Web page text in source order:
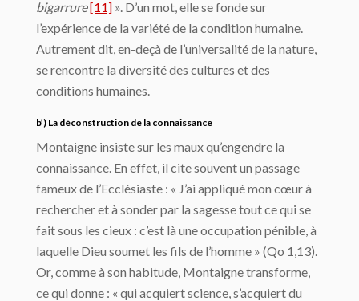
bigarrure[11] ». D’un mot, elle se fonde sur
l’expérience de la variété de la condition humaine.
Autrement dit, en-deçà de l’universalité de la nature,
se rencontre la diversité des cultures et des
conditions humaines.
b’) La déconstruction de la connaissance
Montaigne insiste sur les maux qu’engendre la
connaissance. En effet, il cite souvent un passage
fameux de l’Ecclésiaste : « J’ai appliqué mon cœur à
rechercher et à sonder par la sagesse tout ce qui se
fait sous les cieux : c’est là une occupation pénible, à
laquelle Dieu soumet les fils de l’homme » (Qo 1,13).
Or, comme à son habitude, Montaigne transforme,
ce qui donne : « qui acquiert science, s’acquiert du